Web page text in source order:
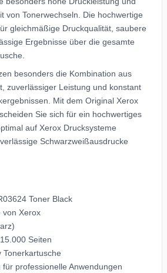
von Tonerwechseln. Die hochwertige
gleichmäßige Druckqualität, saubere
Ergebnisse über die gesamte
besonders die Kombination aus
zuverlässiger Leistung und konstant
Mit dem Original Xerox
Sie sich für ein hochwertiges
auf Xerox Drucksysteme
Schwarzweißausdrucke
Toner Black
von Xerox
Seiten
Tonerkartusche
für professionelle Anwendungen